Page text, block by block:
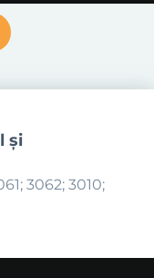
şi
3062; 3010;